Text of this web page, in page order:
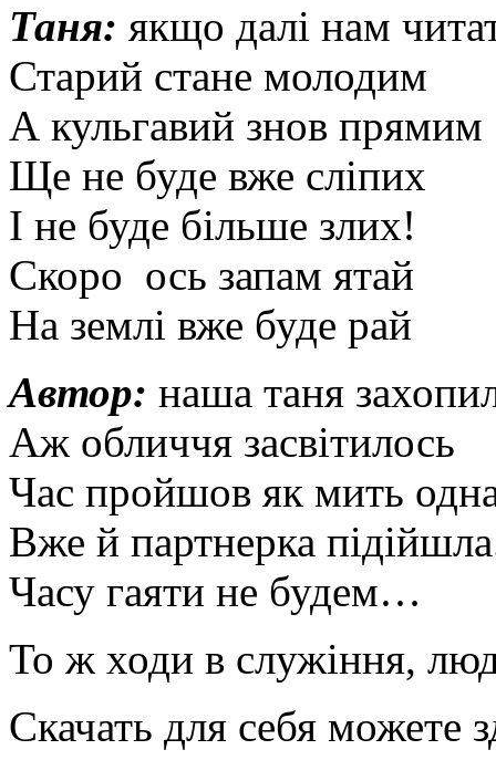
Таня: якщо далі нам
Старий стане молодим
А кульгавий знов прямим
Ще не буде вже сліпих
І не буде більше злих!
Скоро ось запам ятай
На землі вже буде рай
Автор: наша таня
Аж обличчя засвітилось
Час пройшов як мить
Вже й партнерка
Часу гаяти не будем…
То ж ходи в служіння,
Скачать для себя можете